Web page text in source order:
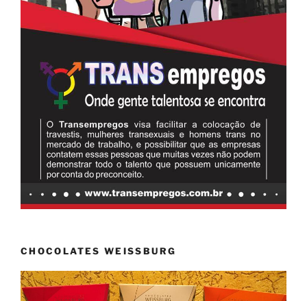
CHOCOLATES WEISSBURG